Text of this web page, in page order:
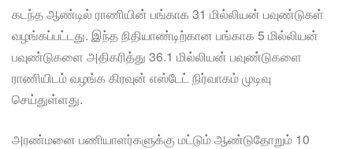
கடந்த ஆண்டில் ராணியின் பங்காக 31 மில்லியன் பவுண்டுகள்
வழங்கப்பட்டது. இந்த நிதியாண்டிற்கான பங்காக 5 மில்லியன்
பவுண்டுகளை அதிகரித்து 36.1 மில்லியன் பவுண்டுகளை
ராணியிடம் வழங்க கிரவுன் எஸ்டேட் நிர்வாகம் முடிவு
செய்துள்ளது.
அரண்மனை பணியாளர்களுக்கு மட்டும் ஆண்டுதோறும் 10